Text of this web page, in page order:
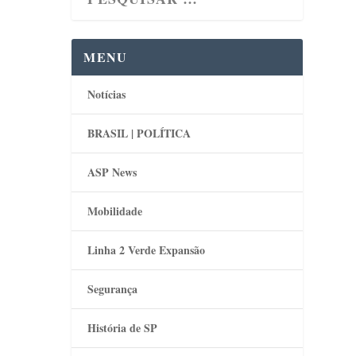
MENU
Notícias
BRASIL | POLÍTICA
ASP News
Mobilidade
Linha 2 Verde Expansão
Segurança
História de SP